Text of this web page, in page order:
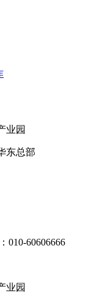
业园
东总部
010-60606666
业园